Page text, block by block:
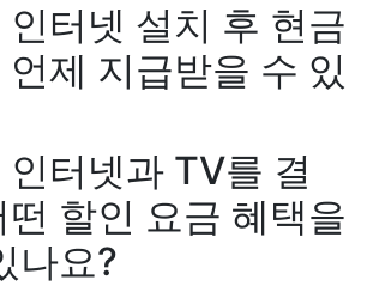
터넷 설치 후 현금
제 지급받을 수 있
터넷과 TV를 결
할인 요금 혜택을
나요?